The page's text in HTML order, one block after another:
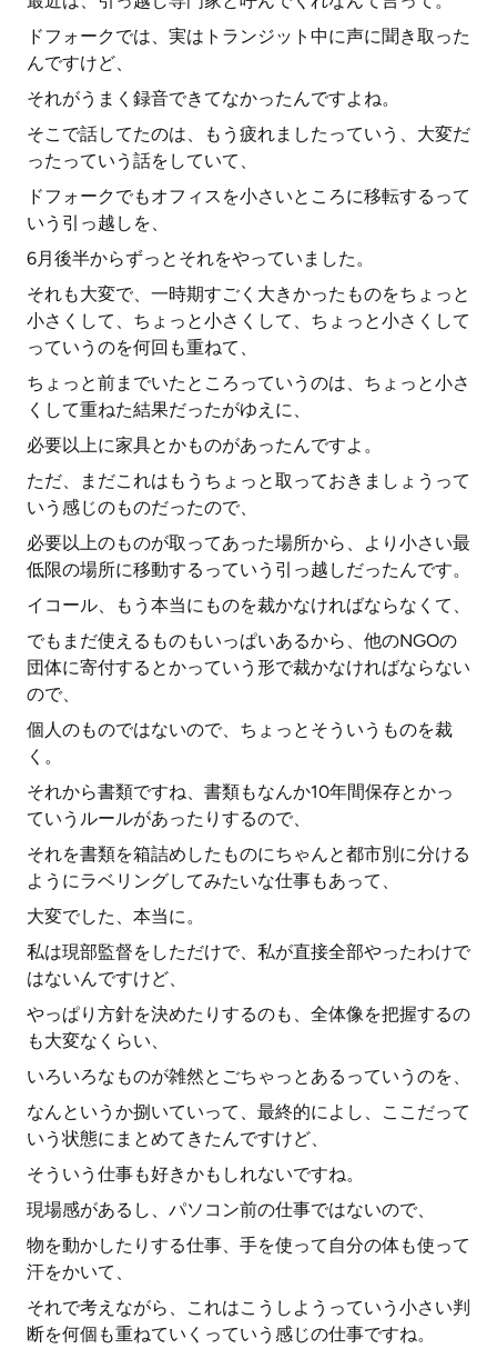
ドフォークでは、実はトランジット中に声に聞き取った
んですけど、
それがうまく録音できてなかったんですよね。
そこで話してたのは、もう疲れましたっていう、大変だ
ったっていう話をしていて、
ドフォークでもオフィスを小さいところに移転するって
いう引っ越しを、
6月後半からずっとそれをやっていました。
それも大変で、一時期すごく大きかったものをちょっと
小さくして、ちょっと小さくして、ちょっと小さくして
っていうのを何回も重ねて、
ちょっと前までいたところっていうのは、ちょっと小さ
くして重ねた結果だったがゆえに、
必要以上に家具とかものがあったんですよ。
ただ、まだこれはもうちょっと取っておきましょうって
いう感じのものだったので、
必要以上のものが取ってあった場所から、より小さい最
低限の場所に移動するっていう引っ越しだったんです。
イコール、もう本当にものを裁かなければならなくて、
でもまだ使えるものもいっぱいあるから、他のNGOの
団体に寄付するとかっていう形で裁かなければならない
ので、
個人のものではないので、ちょっとそういうものを裁
く。
それから書類ですね、書類もなんか10年間保存とかっ
ていうルールがあったりするので、
それを書類を箱詰めしたものにちゃんと都市別に分ける
ようにラベリングしてみたいな仕事もあって、
大変でした、本当に。
私は現部監督をしただけで、私が直接全部やったわけで
はないんですけど、
やっぱり方針を決めたりするのも、全体像を把握するの
も大変なくらい、
いろいろなものが雑然とごちゃっとあるっていうのを、
なんというか捌いていって、最終的によし、ここだって
いう状態にまとめてきたんですけど、
そういう仕事も好きかもしれないですね。
現場感があるし、パソコン前の仕事ではないので、
物を動かしたりする仕事、手を使って自分の体も使って
汗をかいて、
それで考えながら、これはこうしようっていう小さい判
断を何個も重ねていくっていう感じの仕事ですね。